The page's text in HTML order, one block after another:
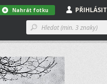
PŘIHLÁSIT
Nahrát fotku